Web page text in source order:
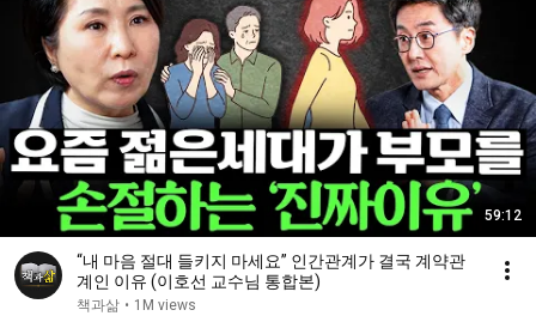
59:12
“내 마음 절대 들키지 마세요” 인간관계가 결국 계약관
계인 이유 (이호선 교수님 통합본)
책과삶 • 1M views